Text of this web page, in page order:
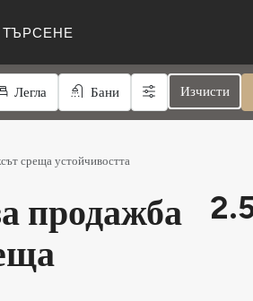
ТЪРСЕНЕ
Легла Бани Изчисти
среща устойчивостта
продажба